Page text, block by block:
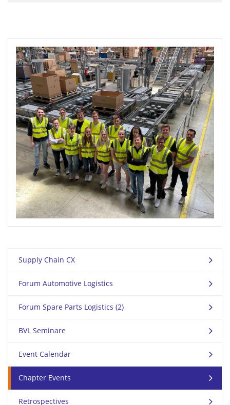
Supply Chain CX
Forum Automotive Logistics
Forum Spare Parts Logistics (2)
BVL Seminare
Event Calendar
Chapter Events
Retrospectives